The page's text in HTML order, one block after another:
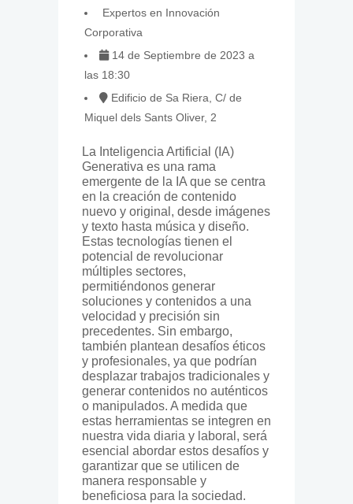
Expertos en Innovación
Corporativa
14 de Septiembre de 2023 a
las 18:30
Edificio de Sa Riera, C/ de
Miquel dels Sants Oliver, 2
La Inteligencia Artificial (IA)
Generativa es una rama
emergente de la IA que se centra
en la creación de contenido
nuevo y original, desde imágenes
y texto hasta música y diseño.
Estas tecnologías tienen el
potencial de revolucionar
múltiples sectores,
permitiéndonos generar
soluciones y contenidos a una
velocidad y precisión sin
precedentes. Sin embargo,
también plantean desafíos éticos
y profesionales, ya que podrían
desplazar trabajos tradicionales y
generar contenidos no auténticos
o manipulados. A medida que
estas herramientas se integren en
nuestra vida diaria y laboral, será
esencial abordar estos desafíos y
garantizar que se utilicen de
manera responsable y
beneficiosa para la sociedad.